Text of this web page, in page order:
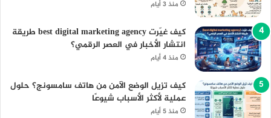
منذ 3 أيام
كيف غيّرت best digital marketing agency طريقة
انتشار الأخبار في العصر الرقمي؟
منذ 4 أيام
كيف تزيل الوضع الآمن من هاتف سامسونج؟ حلول
عملية لأكثر الأسباب شيوعًا
منذ 5 أيام